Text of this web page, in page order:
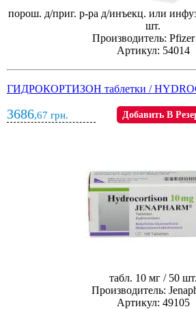
порош. д/приг. р-ра д/инъекц. или
шт.
Производитель:
Артикул: 54014
ГИДРОКОРТИЗОН таблетки /
3686,67 грн. Добавить В
табл. 10 мг / 50 шт.
Производитель:
Артикул: 49105